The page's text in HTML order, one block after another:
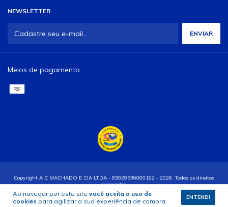
Ao navegar por este site você aceita o uso de
cookies para agilizar a sua experiência de compra.
ENTENDI
NEWSLETTER
Meios de pagamento
Copyright A C MACHADO E CIA LTDA - 85029536000192 - 2026. Todos os direitos
reservados.